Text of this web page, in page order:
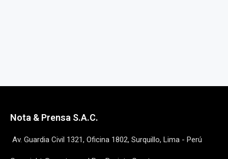
Nota & Prensa S.A.C.
Av. Guardia Civil 1321, Oficina 1802, Surquillo, Lima - Perú